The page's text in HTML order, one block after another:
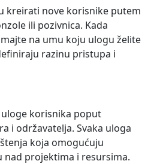
kreirati nove korisnike putem
ili pozivnica. Kada
na umu koju ulogu želite
razinu pristupa i
korisnika poput
i održavatelja. Svaka uloga
koja omogućuju
projektima i resursima.